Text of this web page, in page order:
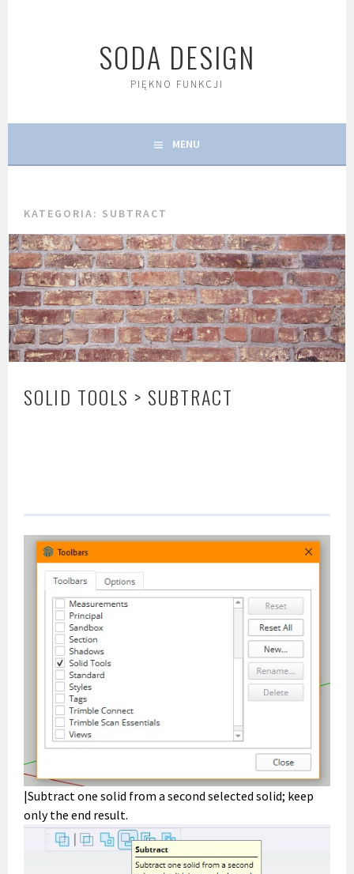
SODA DESIGN
PIĘKNO FUNKCJI
MENU
KATEGORIA: SUBTRACT
SOLID TOOLS > SUBTRACT
|Subtract one solid from a second selected solid; keep
only the end result.